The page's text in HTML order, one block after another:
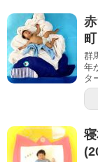
群
年
タ